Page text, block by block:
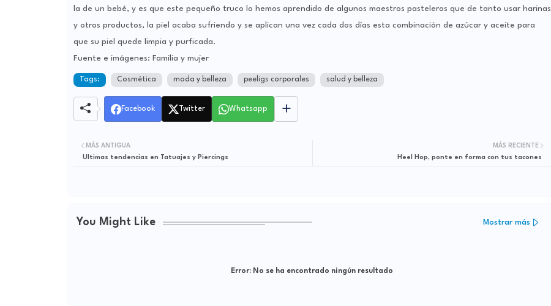
la de un bebé, y es que este pequeño truco lo hemos aprendido de algunos maestros pasteleros que de tanto usar harinas
y otros productos, la piel acaba sufriendo y se aplican una vez cada dos días esta combinación de azúcar y aceite para
que su piel quede limpia y purficada.
Fuente e imágenes: Familia y mujer
Tags: Cosmética moda y belleza peeligs corporales salud y belleza
Facebook Twitter Whatsapp
MÁS RECIENTE
Heel Hop, ponte en forma con tus tacones
MÁS ANTIGUA
Ultimas tendencias en Tatuajes y Piercings
You Might Like Mostrar más
Error: No se ha encontrado ningún resultado